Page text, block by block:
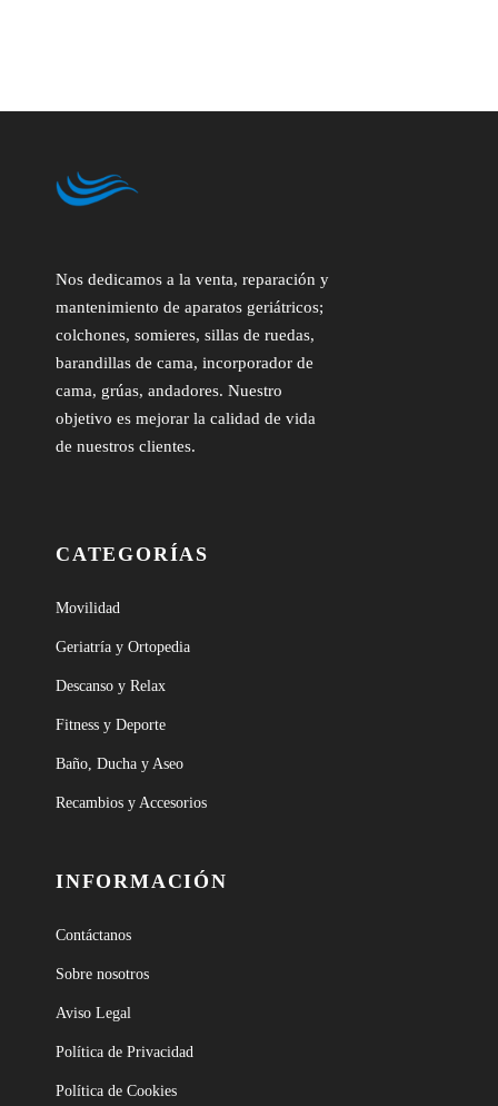
Nos dedicamos a la venta, reparación y
mantenimiento de aparatos geriátricos;
colchones, somieres, sillas de ruedas,
barandillas de cama, incorporador de
cama, grúas, andadores. Nuestro
objetivo es mejorar la calidad de vida
de nuestros clientes.
CATEGORÍAS
Movilidad
Geriatría y Ortopedia
Descanso y Relax
Fitness y Deporte
Baño, Ducha y Aseo
Recambios y Accesorios
INFORMACIÓN
Contáctanos
Sobre nosotros
Aviso Legal
Política de Privacidad
Política de Cookies